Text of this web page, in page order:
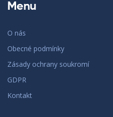
Menu
O nás
Obecné podmínky
Zásady ochrany soukromí
GDPR
Kontakt